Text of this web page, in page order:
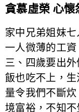
貪慕虛榮 心懷
家中兄弟姐妺
一人微薄的工
三、四歲要出
飯也吃不上，
量令我們不斷
境富裕，不知不